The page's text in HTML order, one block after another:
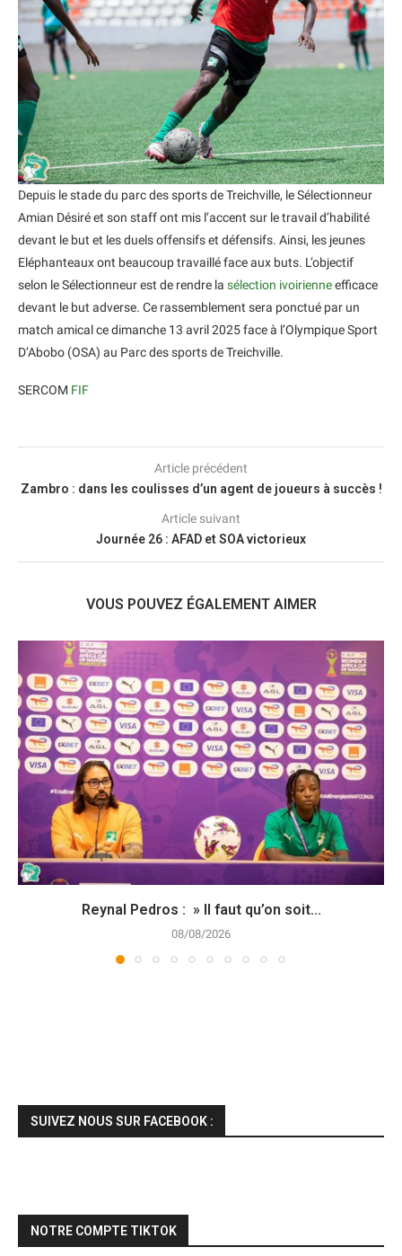
Depuis le stade du parc des sports de Treichville, le Sélectionneur
Amian Désiré et son staff ont mis l’accent sur le travail d’habilité
devant le but et les duels offensifs et défensifs. Ainsi, les jeunes
Eléphanteaux ont beaucoup travaillé face aux buts. L’objectif
selon le Sélectionneur est de rendre la sélection ivoirienneefficace
devant le but adverse. Ce rassemblement sera ponctué par un
match amical ce dimanche 13 avril 2025 face à l’Olympique Sport
D’Abobo (OSA) au Parc des sports de Treichville.
SERCOM FIF
Article précédent
Zambro : dans les coulisses d’un agent de joueurs à succès !
Article suivant
Journée 26 : AFAD et SOA victorieux
VOUS POUVEZ ÉGALEMENT AIMER
Reynal Pedros : » Il faut qu’on soit...
08/08/2026
SUIVEZ NOUS SUR FACEBOOK :
NOTRE COMPTE TIKTOK